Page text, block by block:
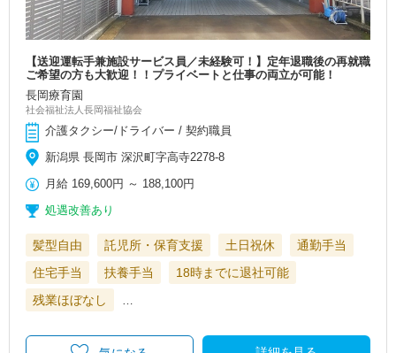
【送迎運転手兼施設サービス員／未経験可！】定年退職後の再就職
ご希望の方も大歓迎！！プライベートと仕事の両立が可能！
長岡療育園
社会福祉法人長岡福祉協会
介護タクシー/ドライバー / 契約職員
新潟県 長岡市 深沢町字高寺2278-8
月給 169,600円 ～ 188,100円
処遇改善あり
髪型自由 託児所・保育支援 土日祝休
通勤手当
住宅手当
扶養手当
18時までに退社可能
残業ほぼなし